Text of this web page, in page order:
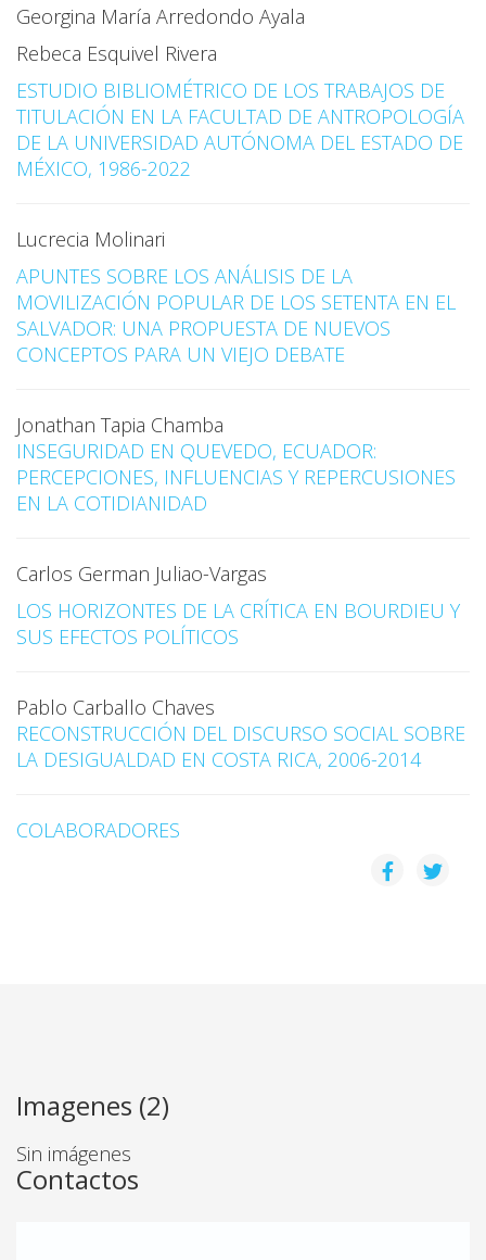
Georgina María Arredondo Ayala
Rebeca Esquivel Rivera
ESTUDIO BIBLIOMÉTRICO DE LOS TRABAJOS DE
TITULACIÓN EN LA FACULTAD DE ANTROPOLOGÍA
DE LA UNIVERSIDAD AUTÓNOMA DEL ESTADO DE
MÉXICO, 1986-2022
Lucrecia Molinari
APUNTES SOBRE LOS ANÁLISIS DE LA
MOVILIZACIÓN POPULAR DE LOS SETENTA EN EL
SALVADOR: UNA PROPUESTA DE NUEVOS
CONCEPTOS PARA UN VIEJO DEBATE
Jonathan Tapia Chamba
INSEGURIDAD EN QUEVEDO, ECUADOR:
PERCEPCIONES, INFLUENCIAS Y REPERCUSIONES
EN LA COTIDIANIDAD
Carlos German Juliao-Vargas
LOS HORIZONTES DE LA CRÍTICA EN BOURDIEU Y
SUS EFECTOS POLÍTICOS
Pablo Carballo Chaves
RECONSTRUCCIÓN DEL DISCURSO SOCIAL SOBRE
LA DESIGUALDAD EN COSTA RICA, 2006-2014
COLABORADORES
Imagenes (2)
Sin imágenes
Contactos